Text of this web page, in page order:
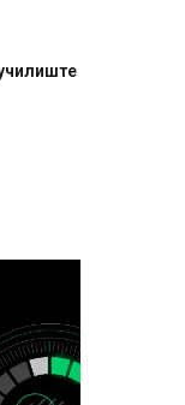
СОЗИС: